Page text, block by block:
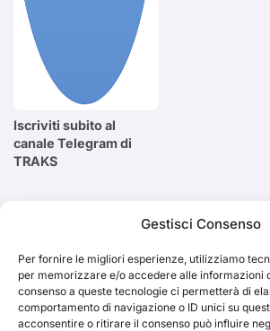
Gestisci Consenso
Per fornire le migliori esperienze, utilizziamo
per memorizzare e/o accedere alle informazioni
consenso a queste tecnologie ci permetterà di
comportamento di navigazione o ID unici su
acconsentire o ritirare il consenso può influire
Iscriviti subito al
canale Telegram di
TRAKS